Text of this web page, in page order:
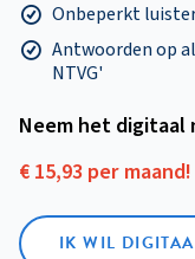
Onbeperkt
Antwoorden op
NTVG'
Neem het
€ 15,93 per maand!
IK WIL